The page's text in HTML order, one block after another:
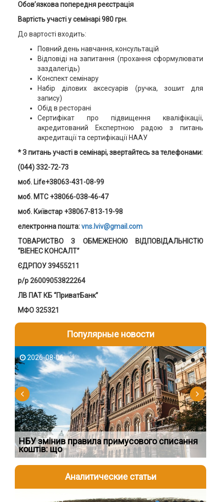
Обов’язкова попередня реєстрація
Вартість участі у семінарі 980 грн.
До вартості входить:
Повний день навчання, консультацій
Відповіді на запитання (прохання сформулювати
заздалегідь)
Конспект семінару
Набір ділових аксесуарів (ручка, зошит для
запису)
Обід в ресторані
Сертифікат про підвищення кваліфікації,
акредитований Експертною радою з питань
акредитації та сертифікації НААУ
* З питань участі в семінарі, звертайтесь за телефонами:
(044) 332-72-73
моб. Life+38063-431-08-99
моб. MTC +38066-038-46-47
моб. Київстар +38067-813-19-98
електронна пошта:vns.lviv@gmail.com
ТОВАРИСТВО З ОБМЕЖЕНОЮ ВІДПОВІДАЛЬНІСТЮ
“ВІЕНЕС КОНСАЛТ”
ЄДРПОУ 39455211
р/р 26009053822264
ЛВ ПАТ КБ “ПриватБанк”
МФО 325321
Популярные новости
2026-08-06
НБУ змінив правила примусового списання
коштів: що
Аналитические статьи
2026-08-04